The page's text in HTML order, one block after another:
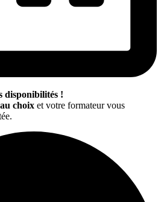
disponibilités !
choix et votre formateur vous